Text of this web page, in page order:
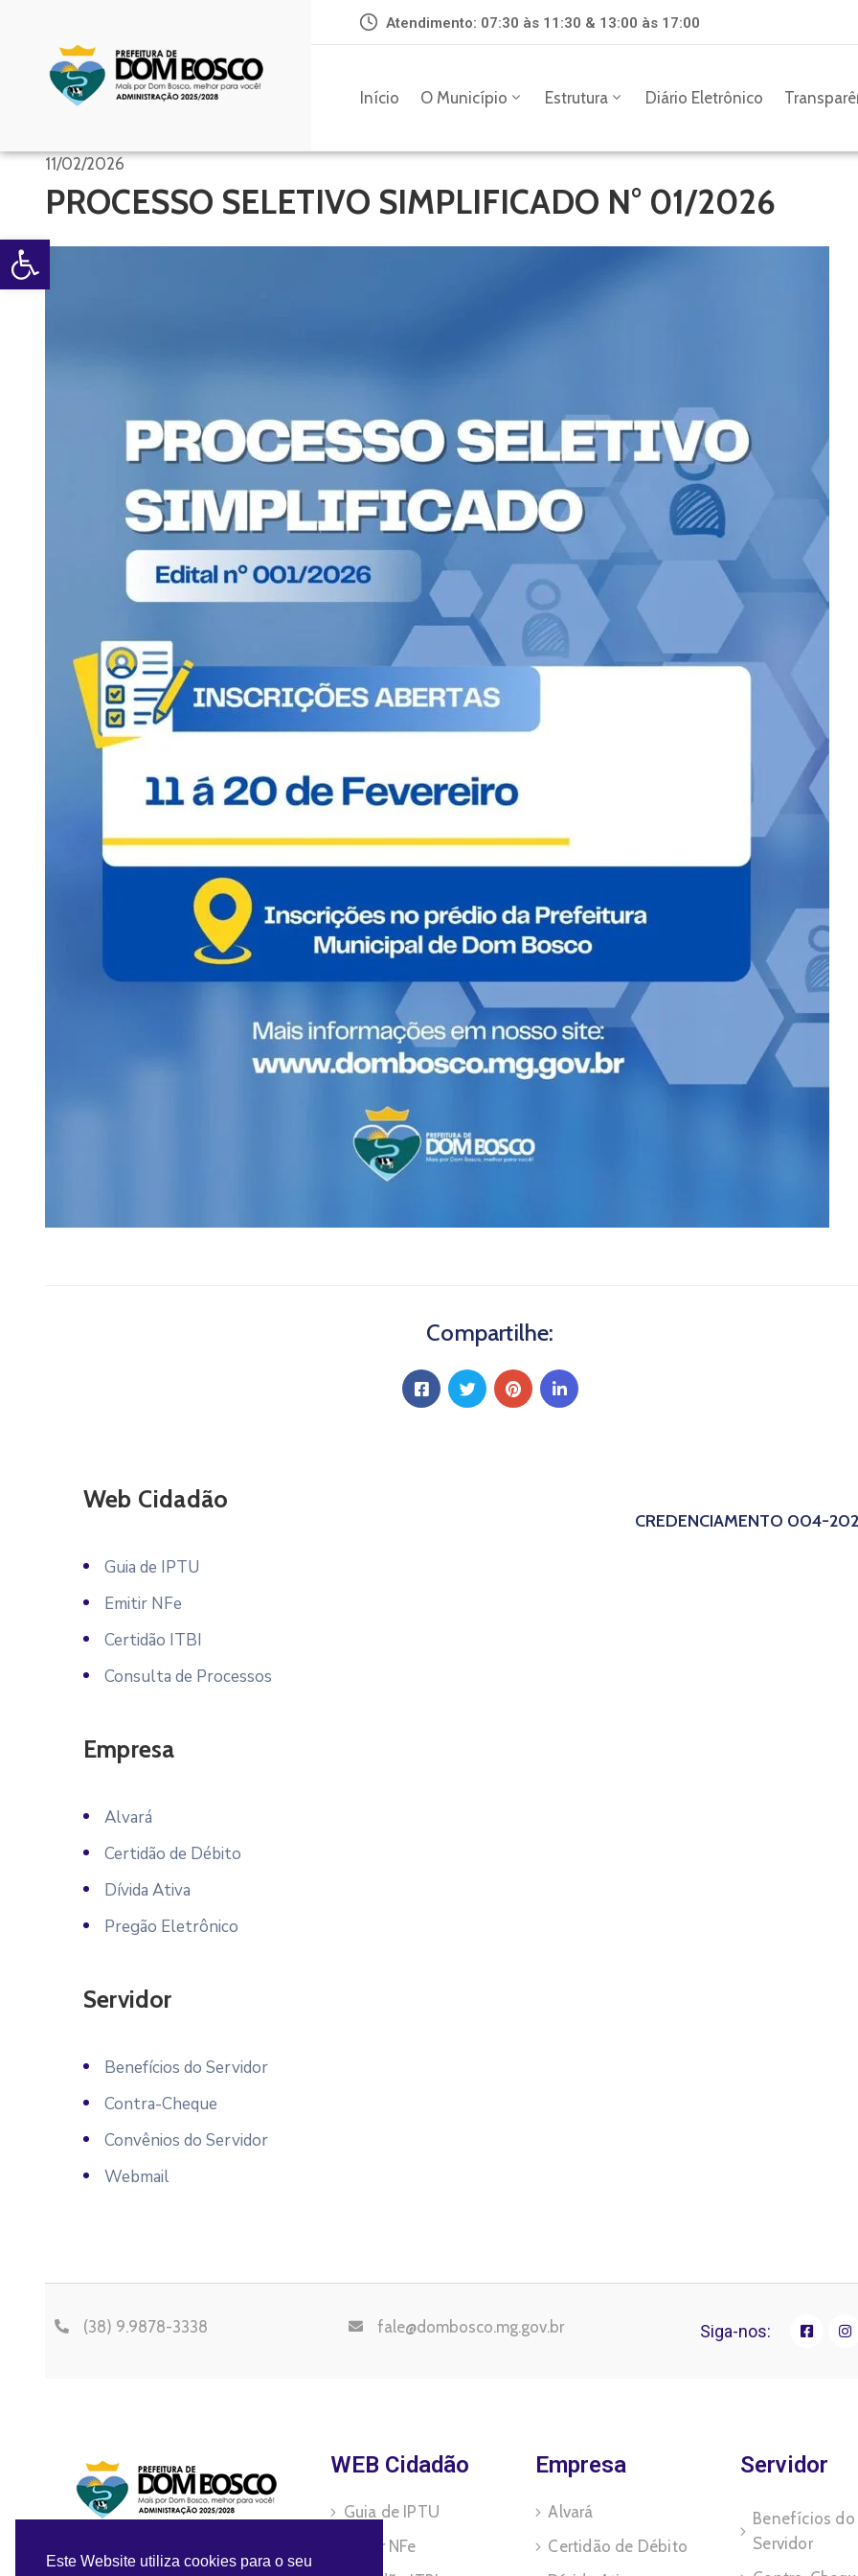
Open toolbar
Atendimento: 07:30 às 11:30 & 13:00 às 17:00
Início O Município Estrutura Diário Eletrônico
11/02/2026
PROCESSO SELETIVO SIMPLIFICADO N° 01/2026
Compartilhe:
CREDENCIAMENTO 004-
Web Cidadão
Guia de IPTU
Emitir NFe
Certidão ITBI
Consulta de Processos
Empresa
Alvará
Certidão de Débito
Dívida Ativa
Pregão Eletrônico
Servidor
Benefícios do Servidor
Contra-Cheque
Convênios do Servidor
Webmail
(38) 9.9878-3338 fale@dombosco.mg.gov.br Siga-nos:
Praça Eliane Queiroz da Silva, 25
WEB Cidadão
Guia de IPTU
Emitir NFe
Empresa
Alvará
Certidão de Débito
Servidor
Benefícios do
Servidor
Este Website utiliza cookies para o seu